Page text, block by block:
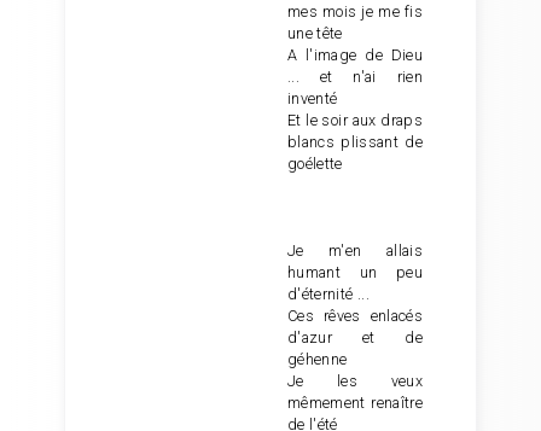
mes mois je me fis
une tête
A l'image de Dieu
... et n'ai rien
inventé
Et le soir aux draps
blancs plissant de
goélette
Je m'en allais
humant un peu
d'éternité ...
Ces rêves enlacés
d'azur et de
géhenne
Je les veux
mêmement renaître
de l'été